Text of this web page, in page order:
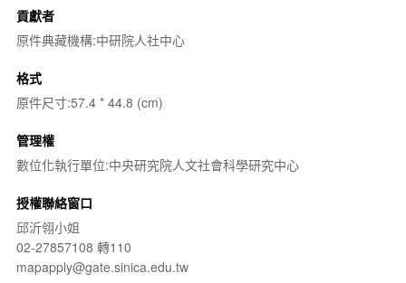
貢獻者
原件典藏機構:中研院人社中心
格式
原件尺寸:57.4 * 44.8 (cm)
管理權
數位化執行單位:中央研究院人文社會科學研究中心
授權聯絡窗口
邱沂翎小姐
02-27857108 轉110
mapapply@gate.sinica.edu.tw